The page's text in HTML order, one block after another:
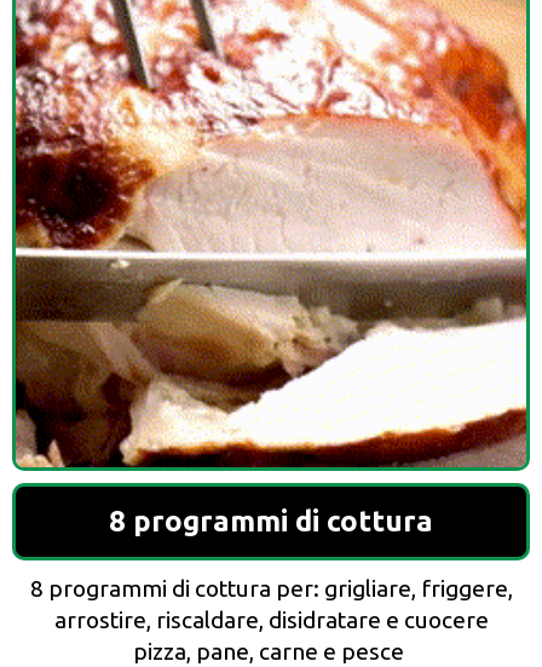
8 programmi di cottura
8 programmi di cottura per: grigliare, friggere,
arrostire, riscaldare, disidratare e cuocere
pizza, pane, carne e pesce